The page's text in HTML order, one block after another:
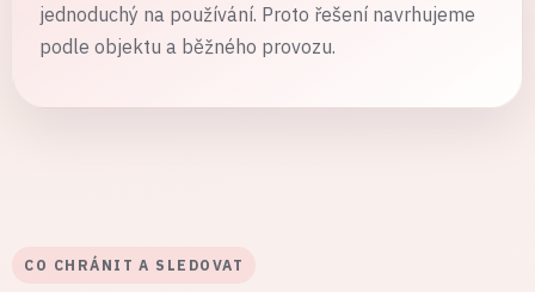
jednoduchý na používání. Proto řešení navrhujeme
podle objektu a běžného provozu.
CO CHRÁNIT A SLEDOVAT